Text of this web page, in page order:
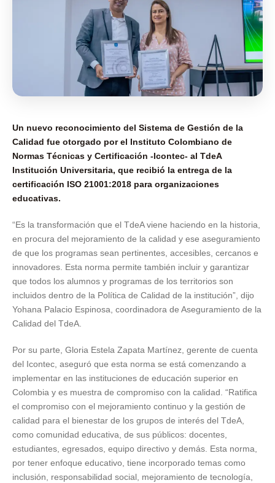
Un nuevo reconocimiento del Sistema de Gestión de la
Calidad fue otorgado por el Instituto Colombiano de
Normas Técnicas y Certificación -Icontec- al TdeA
Institución Universitaria, que recibió la entrega de la
certificación ISO 21001:2018 para organizaciones
educativas.
“Es la transformación que el TdeA viene haciendo en la historia,
en procura del mejoramiento de la calidad y ese aseguramiento
de que los programas sean pertinentes, accesibles, cercanos e
innovadores. Esta norma permite también incluir y garantizar
que todos los alumnos y programas de los territorios son
incluidos dentro de la Política de Calidad de la institución”, dijo
Yohana Palacio Espinosa, coordinadora de Aseguramiento de la
Calidad del TdeA.
Por su parte, Gloria Estela Zapata Martínez, gerente de cuenta
del Icontec, aseguró que esta norma se está comenzando a
implementar en las instituciones de educación superior en
Colombia y es muestra de compromiso con la calidad. “Ratifica
el compromiso con el mejoramiento continuo y la gestión de
calidad para el bienestar de los grupos de interés del TdeA,
como comunidad educativa, de sus públicos: docentes,
estudiantes, egresados, equipo directivo y demás. Esta norma,
por tener enfoque educativo, tiene incorporado temas como
inclusión, responsabilidad social, mejoramiento de tecnología,